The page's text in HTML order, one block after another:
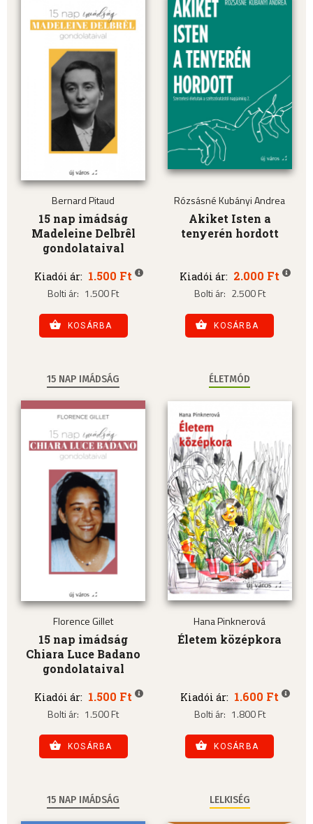
Bernard Pitaud
15 nap imádság
Madeleine Delbrêl
gondolataival
Kiadói ár: 1.500 Ft
Bolti ár: 1.500 Ft
KOSÁRBA
Rózsásné Kubányi Andrea
Akiket Isten a
tenyerén hordott
Kiadói ár: 2.000 Ft
Bolti ár: 2.500 Ft
KOSÁRBA
15 NAP IMÁDSÁG
Florence Gillet
15 nap imádság
Chiara Luce Badano
gondolataival
Kiadói ár: 1.500 Ft
Bolti ár: 1.500 Ft
KOSÁRBA
ÉLETMÓD
Hana Pinknerová
Életem középkora
Kiadói ár: 1.600 Ft
Bolti ár: 1.800 Ft
KOSÁRBA
15 NAP IMÁDSÁG LELKISÉG